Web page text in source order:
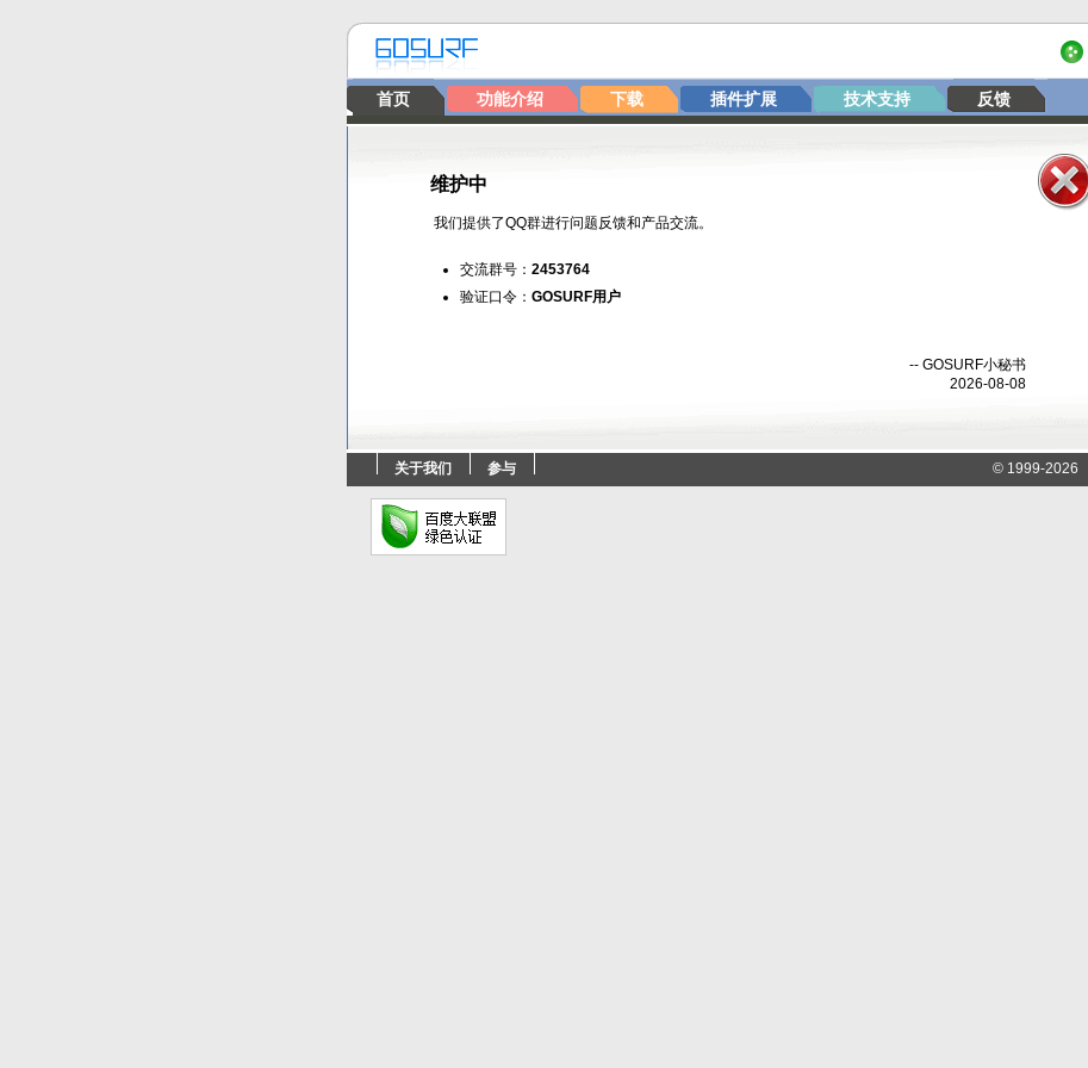
首页 功能介绍 下载 插件扩展 技术支持 反馈
维护中
我们提供了QQ群进行问题反馈和产品交流。
交流群号： 2453764
验证口令： GOSURF用户
-- GOSURF小秘书
2026-08-08
关于我们 参与 © 1999-2026